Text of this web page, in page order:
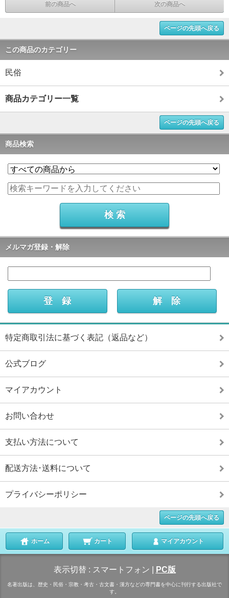
前の商品へ 次の商品へ
ページの先頭へ戻る
この商品のカテゴリー
民俗
商品カテゴリー一覧
ページの先頭へ戻る
商品検索
メルマガ登録・解除
特定商取引法に基づく表記（返品など）
公式ブログ
マイアカウント
お問い合わせ
支払い方法について
配送方法･送料について
プライバシーポリシー
ページの先頭へ戻る
ホーム カート マイアカウント
表示切替 : スマートフォン PC版
名著出版は、歴史・民俗・宗教・考古・古文書・漢方などの専門書を中心に刊行する出版社で
す。